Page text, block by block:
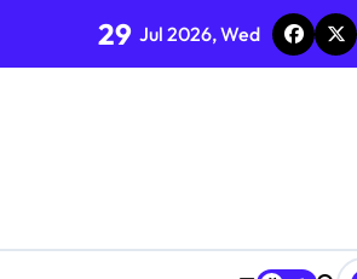
29 Jul 2026, Wed